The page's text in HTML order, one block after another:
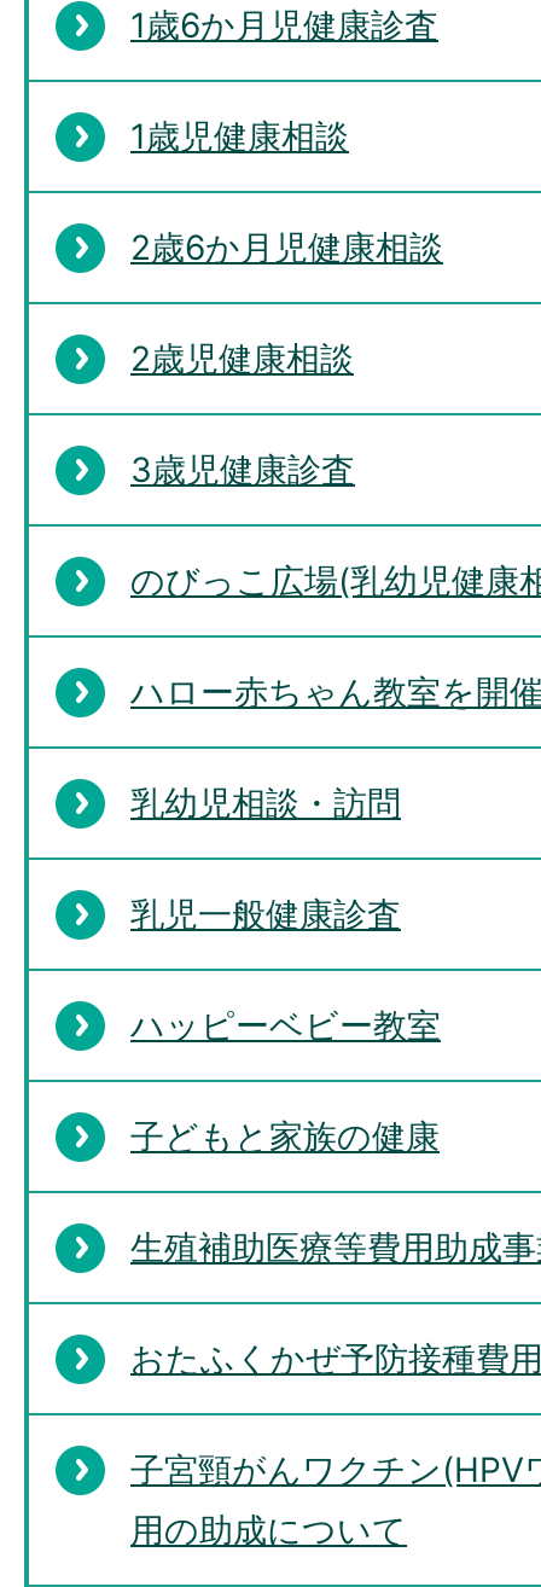
子ども医療費の登録方法を
子ども医療費はいつまでさ
できますか。
市区町村内で住所が変わり
療費の手続きは必要ですか。
予防接種の対象年齢（月齢
て教えてください。
子どもの予防接種の受け方
い。
子どもの予防接種はどこで
子どものための医療費助成
い
不妊治療費に対しての助成
1歳6か月児健康診査
1歳児健康相談
2歳6か月児健康相談
2歳児健康相談
3歳児健康診査
のびっこ広場(乳幼児健康
ハロー赤ちゃん教室を開
乳幼児相談・訪問
乳児一般健康診査
ハッピーベビー教室
子どもと家族の健康
生殖補助医療等費用助成
おたふくかぜ予防接種費
子宮頸がんワクチン(HPV
用の助成について